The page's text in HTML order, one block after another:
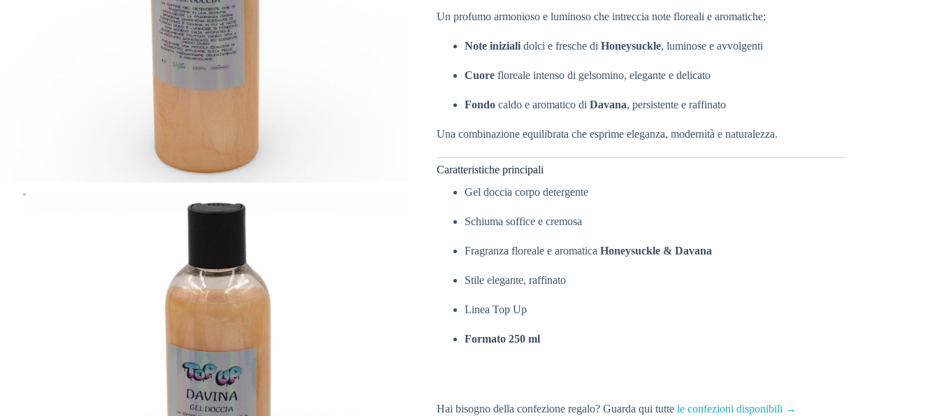
Un profumo armonioso e luminoso che intreccia note floreali e aromatiche:
Note inizialidolci e fresche di Honeysuckle, luminose e avvolgenti
Cuorefloreale intenso di gelsomino, elegante e delicato
Fondocaldo e aromatico di Davana, persistente e raffinato
Una combinazione equilibrata che esprime eleganza, modernità e naturalezza.
Caratteristiche principali
Gel doccia corpo detergente
Schiuma soffice e cremosa
Fragranza floreale e aromatica Honeysuckle & Davana
Stile elegante, raffinato
Linea Top Up
Formato 250 ml
Hai bisogno della confezione regalo? Guarda qui tutte le confezioni disponibili →